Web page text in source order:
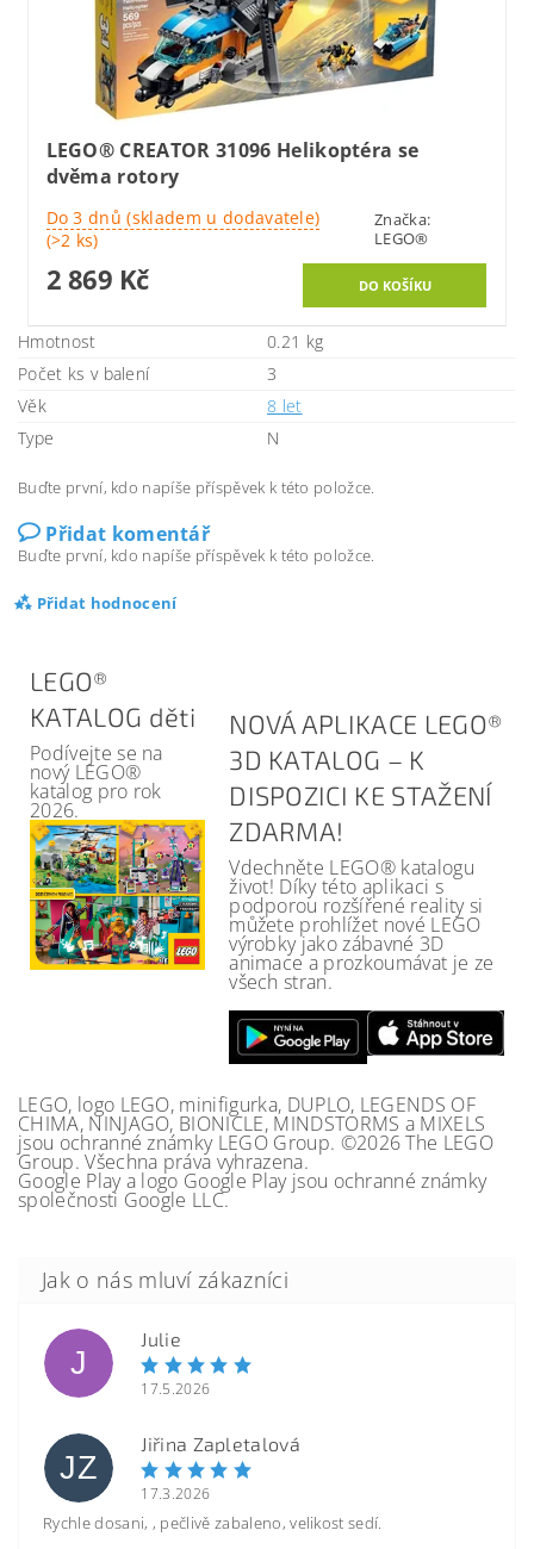
LEGO® CREATOR 31096 Helikoptéra se
dvěma rotory
Do 3 dnů (skladem u dodavatele)
(>2 ks)
Značka:
LEGO®
2 869 Kč
Hmotnost
0.21 kg
Počet ks v balení
3
Věk
8 let
Type
N
Buďte první, kdo napíše příspěvek k této položce.
Přidat komentář
Buďte první, kdo napíše příspěvek k této položce.
Přidat hodnocení
LEGO®
KATALOG děti
Podívejte se na
nový LEGO®
katalog pro rok
2026.
NOVÁ APLIKACE LEGO®
3D KATALOG – K
DISPOZICI KE STAŽENÍ
ZDARMA!
Vdechněte LEGO® katalogu
život! Díky této aplikaci s
podporou rozšířené reality si
můžete prohlížet nové LEGO
výrobky jako zábavné 3D
animace a prozkoumávat je ze
všech stran.
LEGO, logo LEGO, minifigurka, DUPLO, LEGENDS OF
CHIMA, NINJAGO, BIONICLE, MINDSTORMS a MIXELS
jsou ochranné známky LEGO Group. ©2026 The LEGO
Group. Všechna práva vyhrazena.
Google Play a logo Google Play jsou ochranné známky
společnosti Google LLC.
J
Julie
17.5.2026
JZ
Jiřina Zapletalová
17.3.2026
Rychle dosani, , pečlivě zabaleno, velikost sedí.